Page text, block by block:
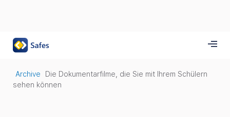
Archive
Die Dokumentarfilme, die Sie mit Ihrem Schülern
sehen können